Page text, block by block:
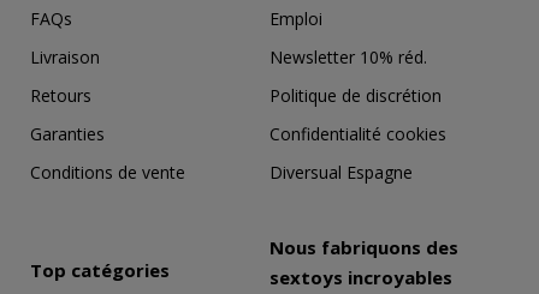
FAQs
Livraison
Retours
Garanties
Conditions de vente
Emploi
Newsletter 10% réd.
Politique de discrétion
Confidentialité cookies
Diversual Espagne
Top catégories
Nous fabriquons des
sextoys incroyables